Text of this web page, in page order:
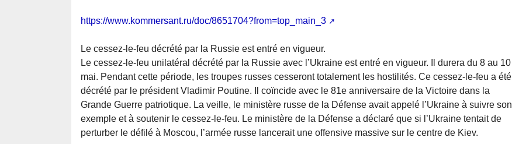
https://www.kommersant.ru/doc/8651704?from=top_main_3
Le cessez-le-feu décrété par la Russie est entré en vigueur.
Le cessez-le-feu unilatéral décrété par la Russie avec l’Ukraine est entré en vigueur. Il durera du 8 au 10
mai. Pendant cette période, les troupes russes cesseront totalement les hostilités. Ce cessez-le-feu a été
décrété par le président Vladimir Poutine. Il coïncide avec le 81e anniversaire de la Victoire dans la
Grande Guerre patriotique. La veille, le ministère russe de la Défense avait appelé l’Ukraine à suivre son
exemple et à soutenir le cessez-le-feu. Le ministère de la Défense a déclaré que si l’Ukraine tentait de
perturber le défilé à Moscou, l’armée russe lancerait une offensive massive sur le centre de Kiev.